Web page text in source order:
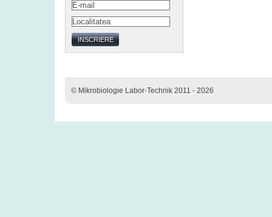
© Mikrobiologie Labor-Technik 2011 - 2026